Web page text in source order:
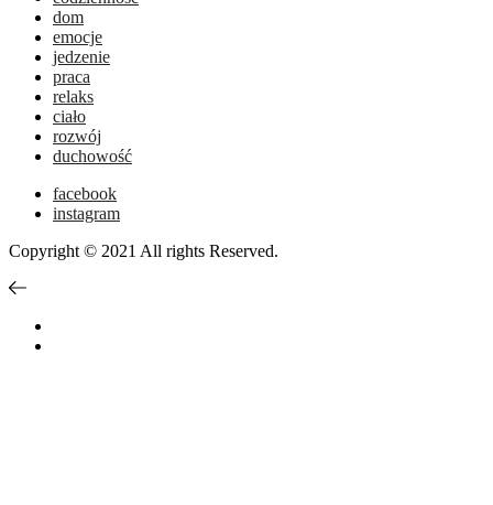
dom
emocje
jedzenie
praca
relaks
ciało
rozwój
duchowość
facebook
instagram
Copyright © 2021 All rights Reserved.